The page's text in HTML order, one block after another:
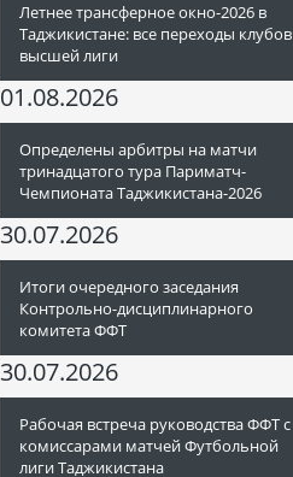
Летнее трансферное окно-2026 в
Таджикистане: все переходы клубов
высшей лиги
01.08.2026
Определены арбитры на матчи
тринадцатого тура Париматч-
Чемпионата Таджикистана-2026
30.07.2026
Итоги очередного заседания
Контрольно-дисциплинарного
комитета ФФТ
30.07.2026
Рабочая встреча руководства ФФТ с
комиссарами матчей Футбольной
лиги Таджикистана